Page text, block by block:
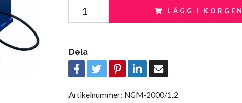
LÄGG I KORGEN
Dela
Artikelnummer: NGM-2000/1.2